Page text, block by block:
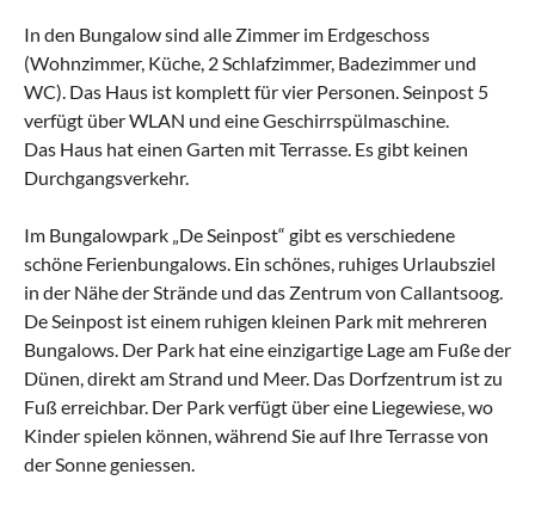
In den Bungalow sind alle Zimmer im Erdgeschoss
(Wohnzimmer, Küche, 2 Schlafzimmer, Badezimmer und
WC). Das Haus ist komplett für vier Personen. Seinpost 5
verfügt über WLAN und eine Geschirrspülmaschine.
Das Haus hat einen Garten mit Terrasse. Es gibt keinen
Durchgangsverkehr.
Im Bungalowpark „De Seinpost“ gibt es verschiedene
schöne Ferienbungalows. Ein schönes, ruhiges Urlaubsziel
in der Nähe der Strände und das Zentrum von Callantsoog.
De Seinpost ist einem ruhigen kleinen Park mit mehreren
Bungalows. Der Park hat eine einzigartige Lage am Fuße der
Dünen, direkt am Strand und Meer. Das Dorfzentrum ist zu
Fuß erreichbar. Der Park verfügt über eine Liegewiese, wo
Kinder spielen können, während Sie auf Ihre Terrasse von
der Sonne geniessen.